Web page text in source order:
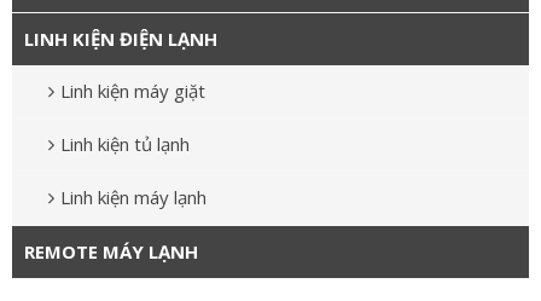
LINH KIỆN ĐIỆN LẠNH
Linh kiện máy giặt
Linh kiện tủ lạnh
Linh kiện máy lạnh
REMOTE MÁY LẠNH